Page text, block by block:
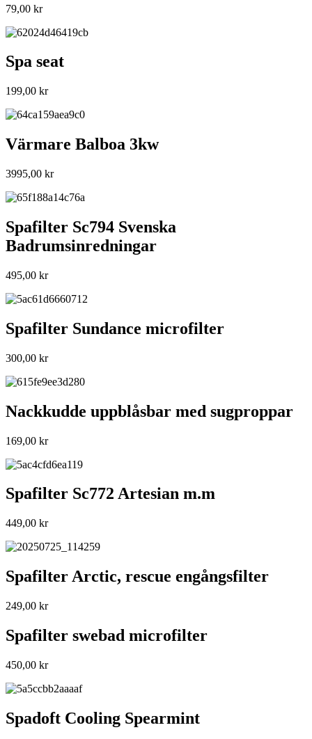
79,00 kr
Spa seat
199,00 kr
Värmare Balboa 3kw
3995,00 kr
Spafilter Sc794 Svenska
Badrumsinredningar
495,00 kr
Spafilter Sundance microfilter
300,00 kr
Nackkudde uppblåsbar med sugproppar
169,00 kr
Spafilter Sc772 Artesian m.m
449,00 kr
Spafilter Arctic, rescue engångsfilter
249,00 kr
Spafilter swebad microfilter
450,00 kr
Spadoft Cooling Spearmint